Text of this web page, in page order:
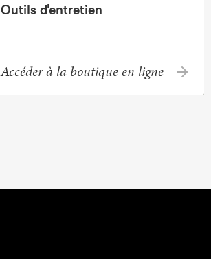
Outils d'entretien
Accéder à la boutique en ligne